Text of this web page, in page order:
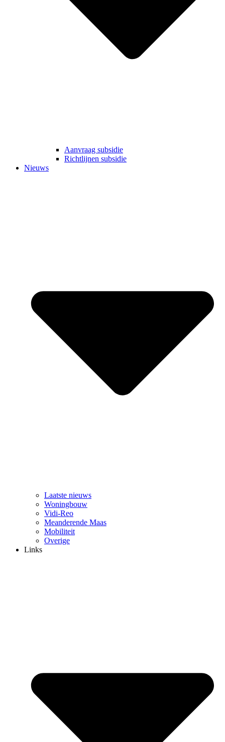
Aanvraag subsidie
Richtlijnen subsidie
Nieuws
Laatste nieuws
Woningbouw
Vidi-Reo
Meanderende Maas
Mobiliteit
Overige
Links